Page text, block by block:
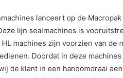
lanceert op de
lijn sealmachines is
machines zijn voorzien van de
Doordat in deze machines
de klant in een handomdraai